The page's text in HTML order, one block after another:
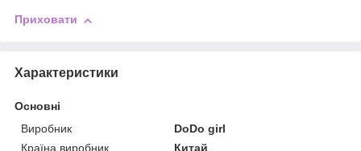
Приховати
Характеристики
Основні
Виробник
DoDo girl
Країна виробник
Китай